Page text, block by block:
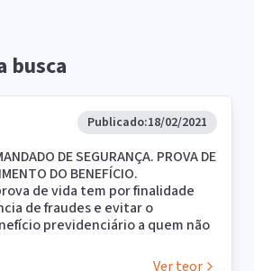
busca
Publicado:18/02/2021
DE SEGURANÇA. PROVA DE
DO BENEFÍCIO.
de vida tem por finalidade
de fraudes e evitar o
previdenciário a quem não
houve o óbito do segurado e este
Ver teor